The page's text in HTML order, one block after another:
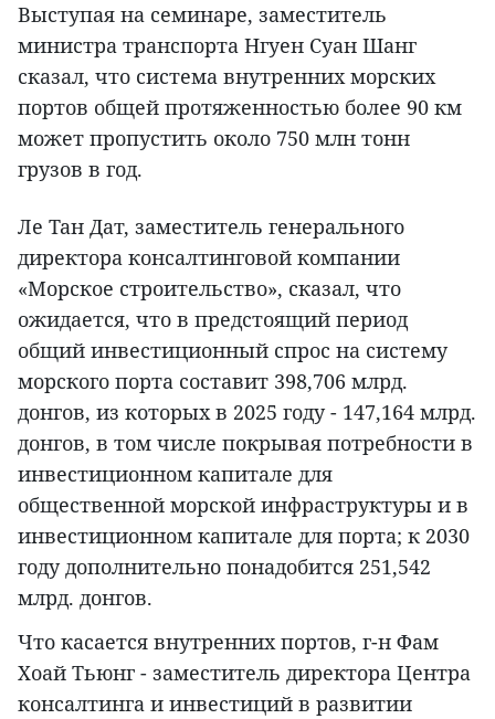
Выступая на семинаре, заместитель
министра транспорта Нгуен Суан Шанг
сказал, что система внутренних морских
портов общей протяженностью более 90 км
может пропустить около 750 млн тонн
грузов в год.
Ле Тан Дат, заместитель генерального
директора консалтинговой компании
«Морское строительство», сказал, что
ожидается, что в предстоящий период
общий инвестиционный спрос на систему
морского порта составит 398,706 млрд.
донгов, из которых в 2025 году - 147,164 млрд.
донгов, в том числе покрывая потребности в
инвестиционном капитале для
общественной морской инфраструктуры и в
инвестиционном капитале для порта; к 2030
году дополнительно понадобится 251,542
млрд. донгов.
Что касается внутренних портов, г-н Фам
Хоай Тьюнг - заместитель директора Центра
консалтинга и инвестиций в развитии